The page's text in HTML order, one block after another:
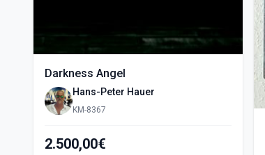
Darkness Angel
Hans-Peter Hauer
KM-8367
2.500,00€